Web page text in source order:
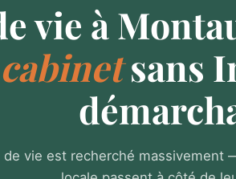
vie à
sans
de vie est recherché massivement